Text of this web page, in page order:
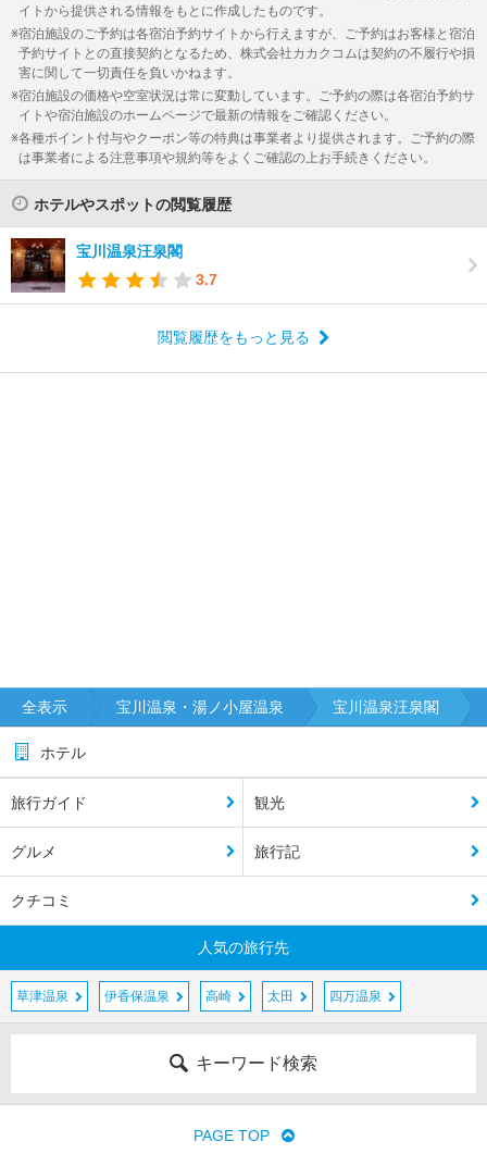
イトから提供される情報をもとに作成したものです。
宿泊施設のご予約は各宿泊予約サイトから行えますが、ご予約はお客様と宿泊
予約サイトとの直接契約となるため、株式会社カカクコムは契約の不履行や損
害に関して一切責任を負いかねます。
宿泊施設の価格や空室状況は常に変動しています。ご予約の際は各宿泊予約サ
イトや宿泊施設のホームページで最新の情報をご確認ください。
各種ポイント付与やクーポン等の特典は事業者より提供されます。ご予約の際
は事業者による注意事項や規約等をよくご確認の上お手続きください。
ホテルやスポットの閲覧履歴
宝川温泉汪泉閣
3.7
閲覧履歴をもっと見る
全表示 宝川温泉・湯ノ小屋温泉 宝川温泉汪泉閣
ホテル
旅行ガイド 観光
グルメ 旅行記
クチコミ
人気の旅行先
草津温泉 伊香保温泉 高崎 太田 四万温泉
キーワード検索
PAGE TOP